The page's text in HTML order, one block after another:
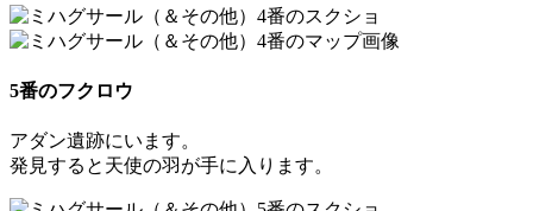
5番のフクロウ
アダン遺跡にいます。
発見すると 天使の羽 が手に入ります。